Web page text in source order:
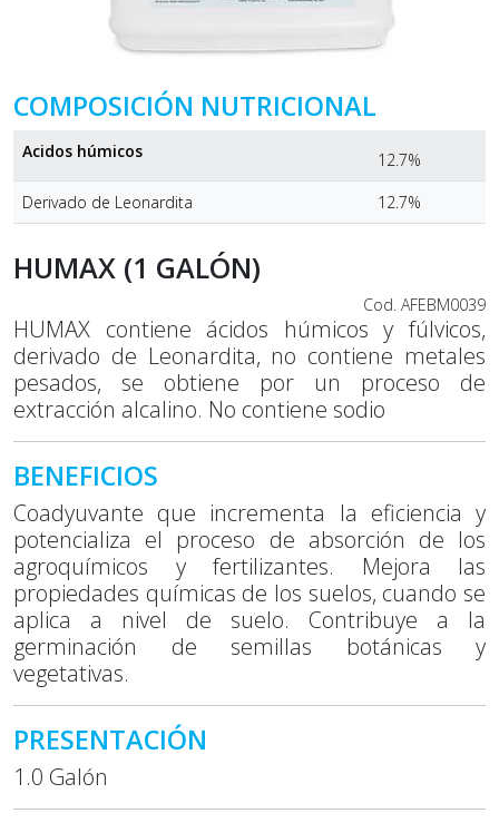
COMPOSICIÓN NUTRICIONAL
Acidos húmicos
12.7%
Derivado de Leonardita
12.7%
HUMAX (1 GALÓN)
Cod. AFEBM0039
HUMAX contiene ácidos húmicos y fúlvicos,
derivado de Leonardita, no contiene metales
pesados, se obtiene por un proceso de
extracción alcalino. No contiene sodio
BENEFICIOS
Coadyuvante que incrementa la eficiencia y
potencializa el proceso de absorción de los
agroquímicos y fertilizantes. Mejora las
propiedades químicas de los suelos, cuando se
aplica a nivel de suelo. Contribuye a la
germinación de semillas botánicas y
vegetativas.
PRESENTACIÓN
1.0 Galón